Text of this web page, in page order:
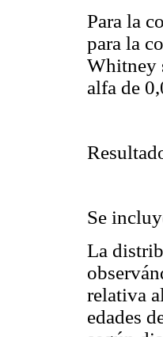
Para la
para la
Whitney
alfa de
Se
La
relativa
edades